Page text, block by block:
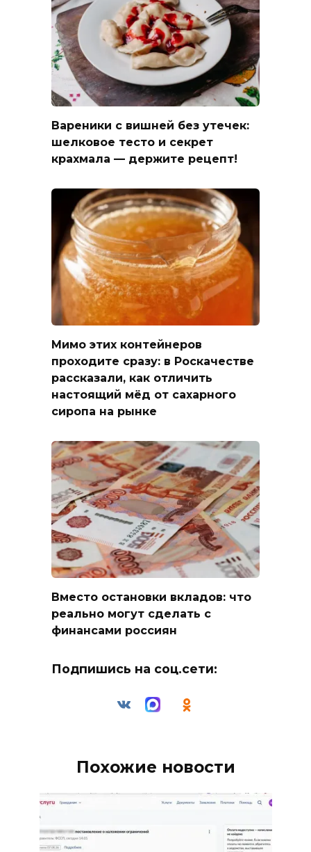
Вареники с вишней без утечек:
шелковое тесто и секрет
крахмала — держите рецепт!
Мимо этих контейнеров
проходите сразу: в Роскачестве
рассказали, как отличить
настоящий мёд от сахарного
сиропа на рынке
Вместо остановки вкладов: что
реально могут сделать с
финансами россиян
Подпишись на соц.сети:
Похожие новости